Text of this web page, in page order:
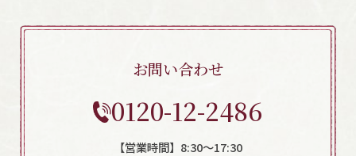
お問い合わせ
0120-12-2486
【営業時間】8:30～17:30